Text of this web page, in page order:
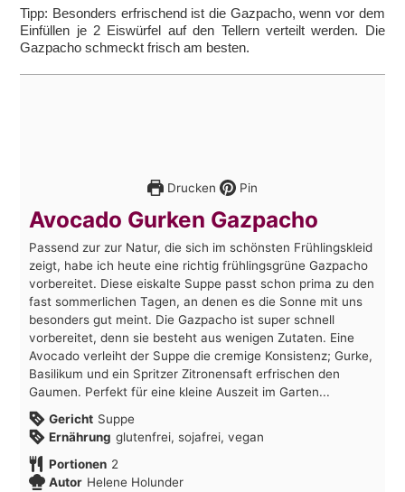
Tipp: Besonders erfrischend ist die Gazpacho, wenn vor dem
Einfüllen je 2 Eiswürfel auf den Tellern verteilt werden. Die
Gazpacho schmeckt frisch am besten.
Drucken Pin
Avocado Gurken Gazpacho
Passend zur zur Natur, die sich im schönsten Frühlingskleid
zeigt, habe ich heute eine richtig frühlingsgrüne Gazpacho
vorbereitet. Diese eiskalte Suppe passt schon prima zu den
fast sommerlichen Tagen, an denen es die Sonne mit uns
besonders gut meint. Die Gazpacho ist super schnell
vorbereitet, denn sie besteht aus wenigen Zutaten. Eine
Avocado verleiht der Suppe die cremige Konsistenz; Gurke,
Basilikum und ein Spritzer Zitronensaft erfrischen den
Gaumen. Perfekt für eine kleine Auszeit im Garten...
Gericht Suppe
Ernährung glutenfrei, sojafrei, vegan
Portionen 2
Autor Helene Holunder